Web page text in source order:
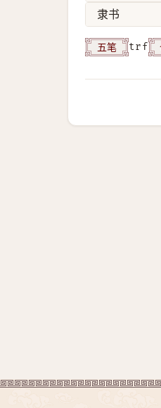
隶书
五笔 trf